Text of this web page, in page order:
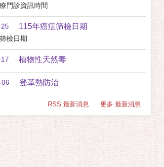
門診資訊時間
115年癌症筛檢日期
檢日期
植物性天然毒
登革熱防治
RSS 最新消息 更多 最新消息